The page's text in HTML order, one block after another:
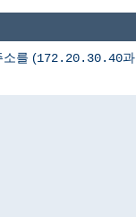
소를 (172.20.30.40과